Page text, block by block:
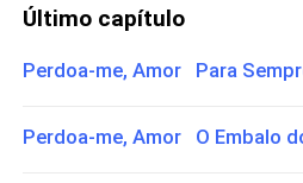
Último capítulo
Perdoa-me, Amor Para
Perdoa-me, Amor O Embalo